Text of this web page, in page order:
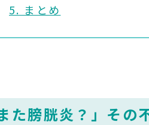
5. まとめ
また膀胱炎？」その